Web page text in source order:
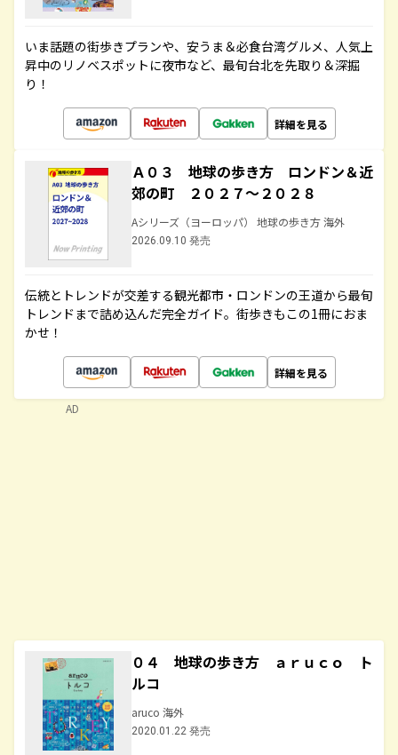
いま話題の街歩きプランや、安うま＆必食台湾グルメ、人気上
昇中のリノベスポットに夜市など、最旬台北を先取り＆深掘
り！
詳細を見る
Ａ０３ 地球の歩き方 ロンドン＆近
郊の町 ２０２７～２０２８
Aシリーズ（ヨーロッパ） 地球の歩き方 海外
2026.09.10 発売
伝統とトレンドが交差する観光都市・ロンドンの王道から最旬
トレンドまで詰め込んだ完全ガイド。街歩きもこの1冊におま
かせ！
詳細を見る
０４ 地球の歩き方 ａｒｕｃｏ ト
ルコ
aruco 海外
2020.01.22 発売
AD